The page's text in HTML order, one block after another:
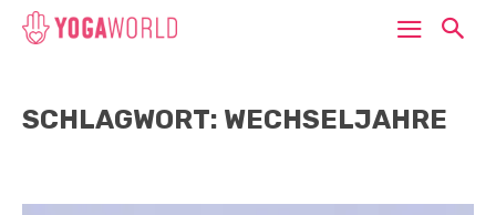
SCHLAGWORT: WECHSELJAHRE